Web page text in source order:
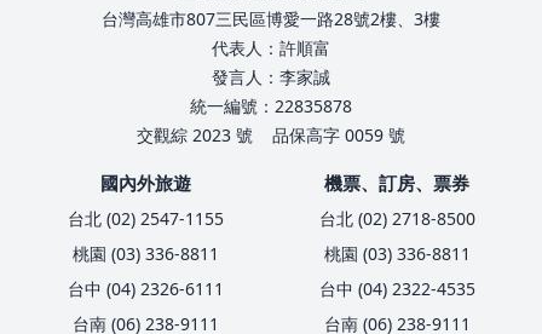
台灣高雄市807三民區博愛一路28號2樓、3樓
代表人：許順富
發言人：李家誠
統一編號：22835878
交觀綜 2023 號
品保高字 0059 號
國內外旅遊
台北 (02) 2547-1155
桃園 (03) 336-8811
台中 (04) 2326-6111
台南 (06) 238-9111
機票、訂房、票券
台北 (02) 2718-8500
桃園 (03) 336-8811
台中 (04) 2322-4535
台南 (06) 238-9111